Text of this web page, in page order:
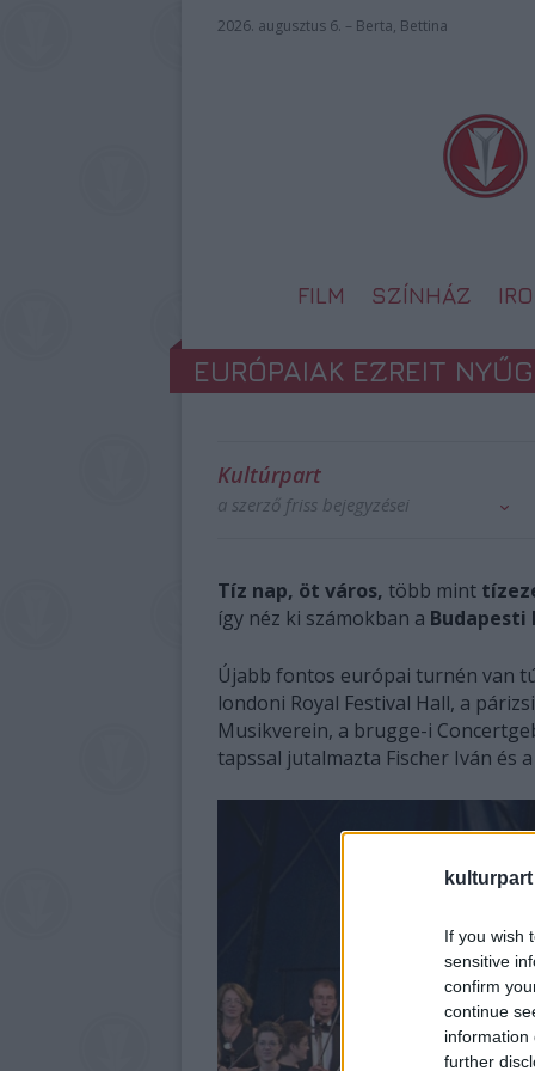
kulturpart
If you wish
sensitive
confirm
continue
information
further
2026. augusztus 6. – Berta, Bettina
FILM SZÍNHÁZ
EURÓPAIAK EZREIT
Kultúrpart
a szerző friss bejegyzései
Tíz nap, öt város, több mint
így néz ki számokban a
Újabb fontos európai turnén van
londoni Royal Festival Hall, a
Musikverein, a brugge-i
tapssal jutalmazta Fischer Iván és